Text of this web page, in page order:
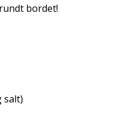
bordet!
salt)